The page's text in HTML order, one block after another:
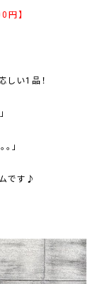
】
しい1品！
」
です♪